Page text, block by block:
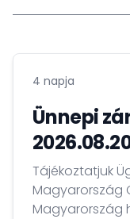
4 napja
Ünnepi
Tájékoztatjuk
Magyarország
Magyarország